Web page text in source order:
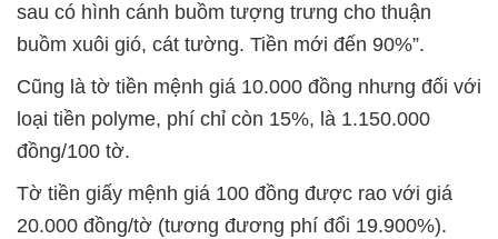
sau có hình cánh buồm tượng trưng cho thuận
buồm xuôi gió, cát tường. Tiền mới đến 90%”.
Cũng là tờ tiền mệnh giá 10.000 đồng nhưng đối với
loại tiền polyme, phí chỉ còn 15%, là 1.150.000
đồng/100 tờ.
Tờ tiền giấy mệnh giá 100 đồng được rao với giá
20.000 đồng/tờ (tương đương phí đổi 19.900%).